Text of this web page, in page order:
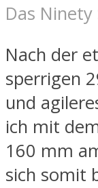
Das
Nach der
sperrigen
und
ich mit
160 mm
sich somit